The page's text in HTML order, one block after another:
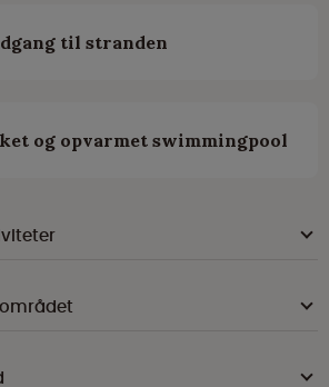
til stranden
og opvarmet swimmingpool